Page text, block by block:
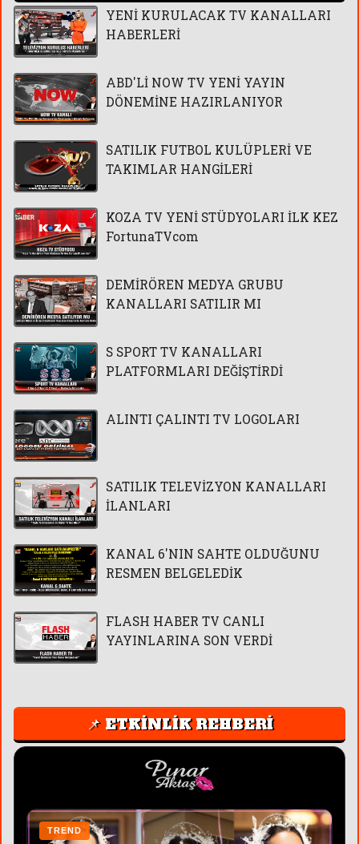
YENİ KURULACAK TV KANALLARI
HABERLERİ
ABD'Lİ NOW TV YENİ YAYIN
DÖNEMİNE HAZIRLANIYOR
SATILIK FUTBOL KULÜPLERİ VE
TAKIMLAR HANGİLERİ
KOZA TV YENİ STÜDYOLARI İLK KEZ
FortunaTVcom
DEMİRÖREN MEDYA GRUBU
KANALLARI SATILIR MI
S SPORT TV KANALLARI
PLATFORMLARI DEĞİŞTİRDİ
ALINTI ÇALINTI TV LOGOLARI
SATILIK TELEVİZYON KANALLARI
İLANLARI
KANAL 6'NIN SAHTE OLDUĞUNU
RESMEN BELGELEDİK
FLASH HABER TV CANLI
YAYINLARINA SON VERDİ
📌 ETKİNLİK REHBERİ
TREND